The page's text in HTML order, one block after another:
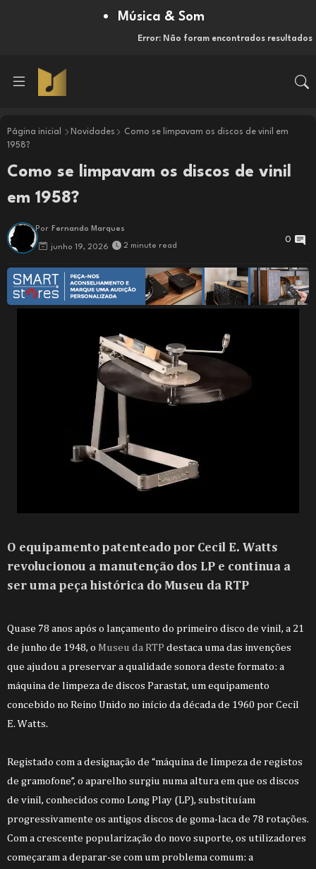
Música & Som
Error: Não foram encontrados resultados
Página inicial Novidades
Como se limpavam os discos de vinil em
1958?
Como se limpavam os discos de vinil
em 1958?
Por Fernando Marques
junho 19, 2026 2 minute read
0
O equipamento patenteado por Cecil E. Watts
revolucionou a manutenção dos LP e continua a
ser uma peça histórica do Museu da RTP
Quase 78 anos após o lançamento do primeiro disco de vinil, a 21
de junho de 1948, o Museu da RTP destaca uma das invenções
que ajudou a preservar a qualidade sonora deste formato: a
máquina de limpeza de discos Parastat, um equipamento
concebido no Reino Unido no início da década de 1960 por Cecil
E. Watts.
Registado com a designação de “máquina de limpeza de registos
de gramofone”, o aparelho surgiu numa altura em que os discos
de vinil, conhecidos como Long Play (LP), substituíam
progressivamente os antigos discos de goma-laca de 78 rotações.
Com a crescente popularização do novo suporte, os utilizadores
começaram a deparar-se com um problema comum: a